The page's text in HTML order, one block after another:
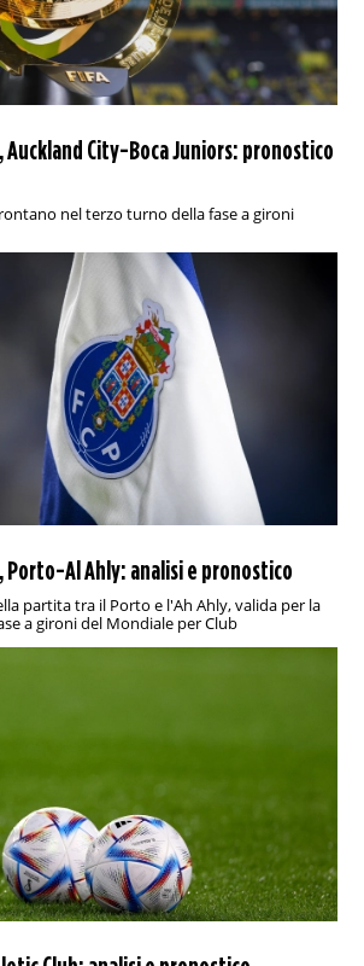
Auckland City-Boca Juniors: pronostico
nel terzo turno della fase a gironi
Porto-Al Ahly: analisi e pronostico
partita tra il Porto e l'Ah Ahly, valida per la
a gironi del Mondiale per Club